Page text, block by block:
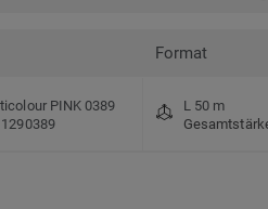
Format
PINK 0389
1290389
L 50 m